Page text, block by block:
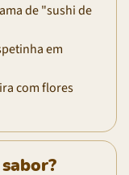
de "sushi de
em
com flores